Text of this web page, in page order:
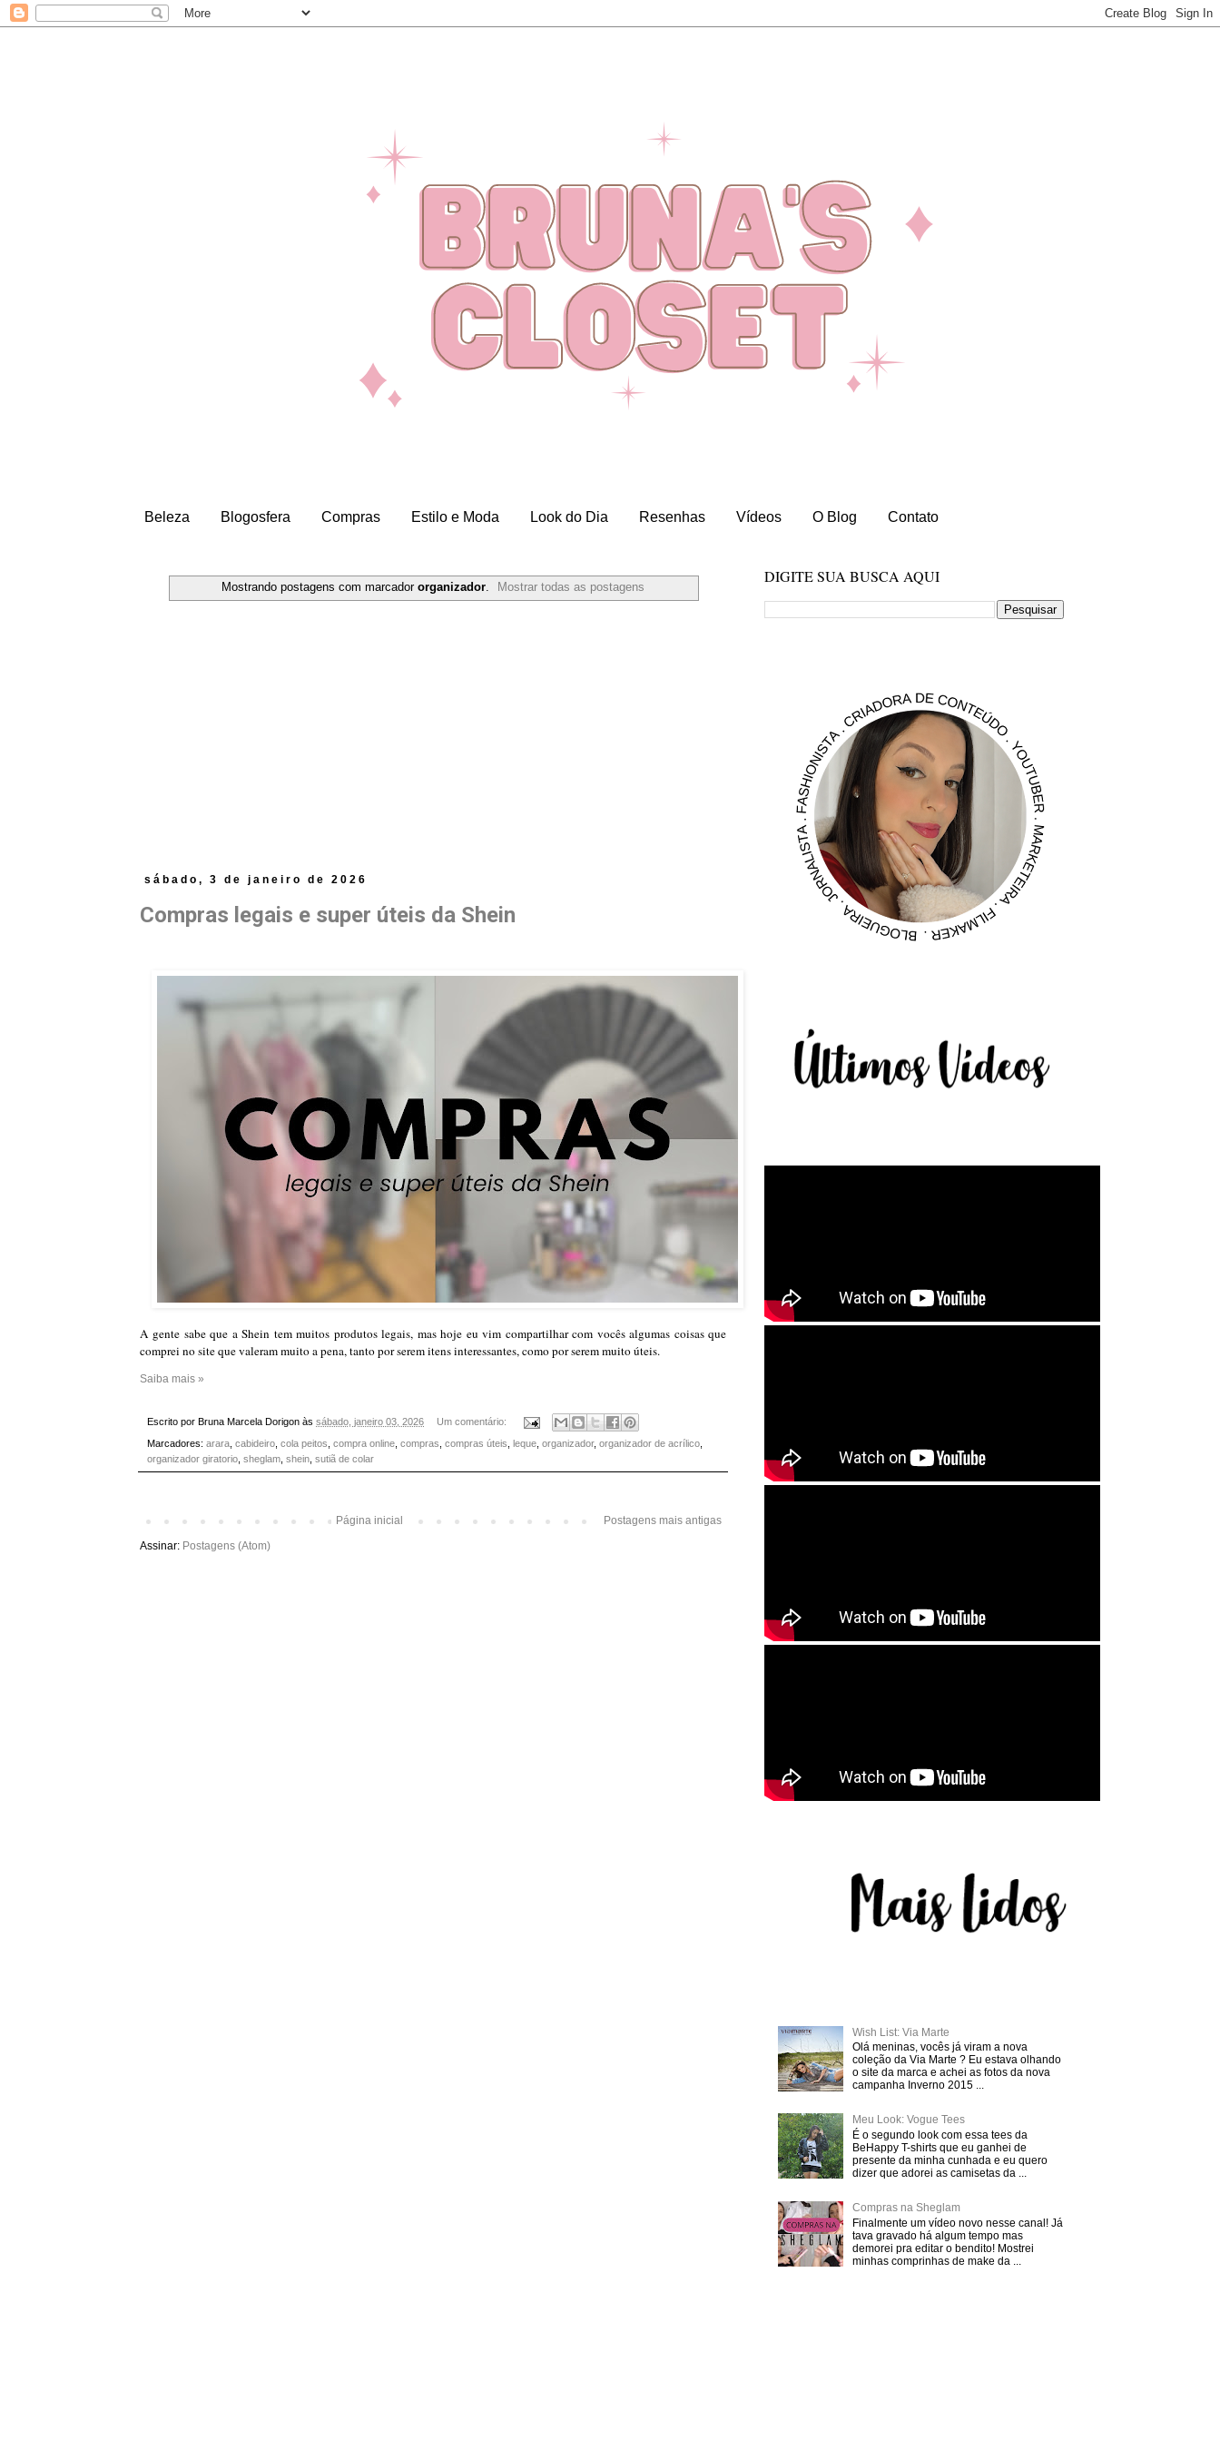
Beleza Blogosfera Compras Estilo e Moda Look do Dia Resenhas Vídeos O Blog Contato
Mostrando postagens com marcador organizador. Mostrar todas as postagens
sábado, 3 de janeiro de 2026
Compras legais e super úteis da Shein
A gente sabe que a Shein tem muitos produtos legais, mas hoje eu vim compartilhar com vocês algumas coisas que
comprei no site que valeram muito a pena, tanto por serem itens interessantes, como por serem muito úteis.
Saiba mais »
Escrito por Bruna Marcela Dorigon às sábado, janeiro 03, 2026 Um comentário:
Marcadores: arara cabideiro cola peitos compra online compras compras úteis leque organizador, organizador de acrílico
organizador giratorio sheglam shein sutiã de colar
Postagens mais antigas
Página inicial
Assinar: Postagens (Atom)
DIGITE SUA BUSCA AQUI
Wish List: Via Marte
Olá meninas, vocês já viram a nova
coleção da Via Marte ? Eu estava olhando
o site da marca e achei as fotos da nova
campanha Inverno 2015 ...
Meu Look: Vogue Tees
É o segundo look com essa tees da
BeHappy T-shirts que eu ganhei de
presente da minha cunhada e eu quero
dizer que adorei as camisetas da ...
Compras na Sheglam
Finalmente um vídeo novo nesse canal! Já
tava gravado há algum tempo mas
demorei pra editar o bendito! Mostrei
minhas comprinhas de make da ...